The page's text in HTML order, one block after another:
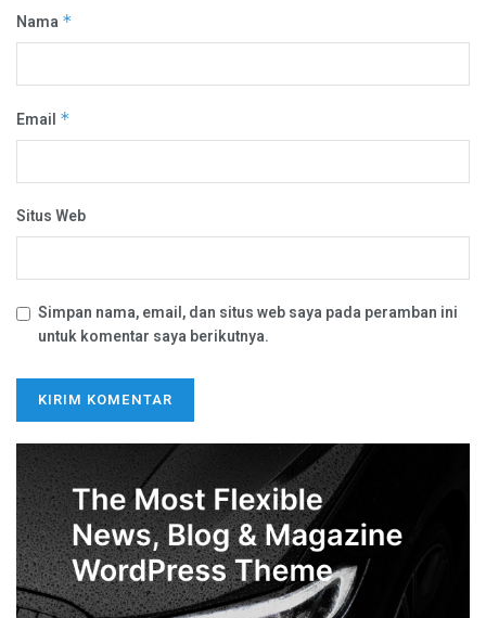
Nama *
Email *
Situs Web
Simpan nama, email, dan situs web saya pada peramban ini
untuk komentar saya berikutnya.